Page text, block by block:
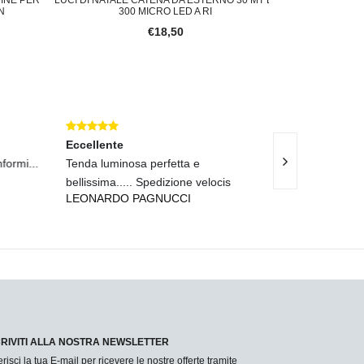
300 MICRO LED A RI
€18,50
Eccellente
Tenda luminosa perfetta e
bellissima..... Spedizione velocis
LEONARDO PAGNUCCI
Spedizione
ALLA NOSTRA NEWSLETTER
la tua E-mail per ricevere le nostre offerte tramite